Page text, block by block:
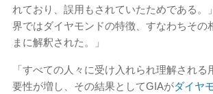
れており、誤用もされていたためである。
界ではダイヤモンドの特徴、すなわちその
まに解釈された。」
「すべての人々に受け入れられ理解される
要性が増し、その結果としてGIAがダイヤ